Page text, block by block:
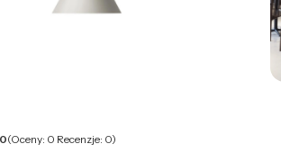
(Oceny: 0 Recenzje: 0)